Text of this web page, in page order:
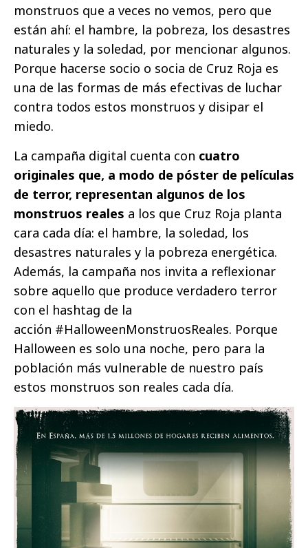
monstruos que a veces no vemos, pero que
están ahí: el hambre, la pobreza, los desastres
naturales y la soledad, por mencionar algunos.
Porque hacerse socio o socia de Cruz Roja es
una de las formas de más efectivas de luchar
contra todos estos monstruos y disipar el
miedo.
La campaña digital cuenta con cuatro
originales que, a modo de póster de películas
de terror, representan algunos de los
monstruos reales a los que Cruz Roja planta
cara cada día: el hambre, la soledad, los
desastres naturales y la pobreza energética.
Además, la campaña nos invita a reflexionar
sobre aquello que produce verdadero terror
con el hashtag de la
acción #HalloweenMonstruosReales. Porque
Halloween es solo una noche, pero para la
población más vulnerable de nuestro país
estos monstruos son reales cada día.